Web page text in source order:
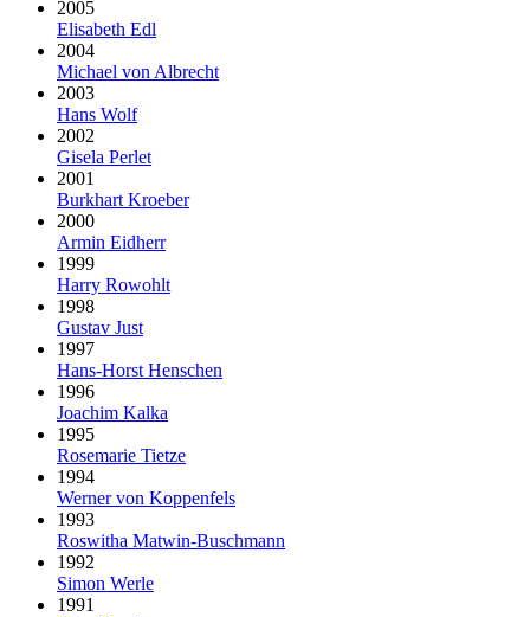
2005
Elisabeth Edl
2004
Michael von Albrecht
2003
Hans Wolf
2002
Gisela Perlet
2001
Burkhart Kroeber
2000
Armin Eidherr
1999
Harry Rowohlt
1998
Gustav Just
1997
Hans-Horst Henschen
1996
Joachim Kalka
1995
Rosemarie Tietze
1994
Werner von Koppenfels
1993
Roswitha Matwin-Buschmann
1992
Simon Werle
1991